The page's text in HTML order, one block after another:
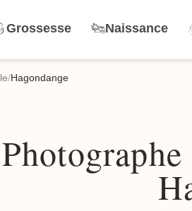
Grossesse Naissance
/Hagondange